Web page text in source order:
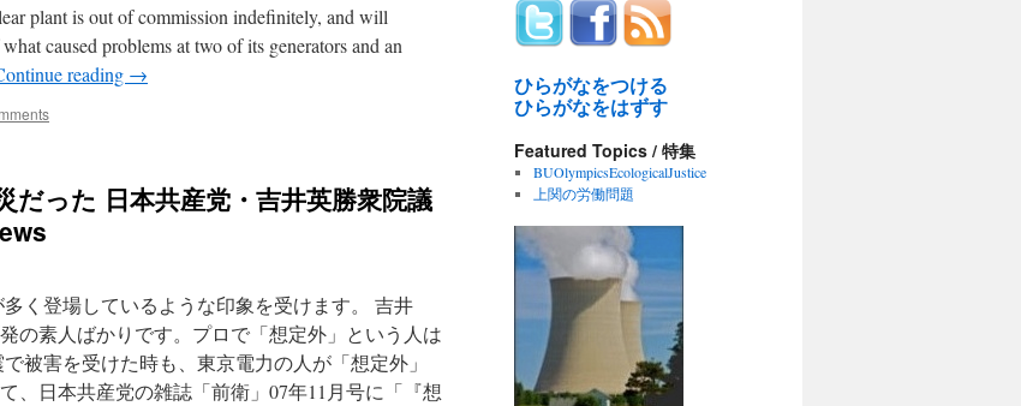
plant is out of commission indefinitely, and will
caused problems at two of its generators and an
reading →
だった 日本共産党・吉井英勝衆院議
く登場しているような印象を受けます。 吉井
の素人ばかりです。プロで「想定外」という人は
被害を受けた時も、東京電力の人が「想定外」
、日本共産党の雑誌「前衛」07年11月号に「『想
ひらがなをつける
ひらがなをはずす
Featured Topics / 特集
BUOlympicsEcologicalJustice
上関の労働問題